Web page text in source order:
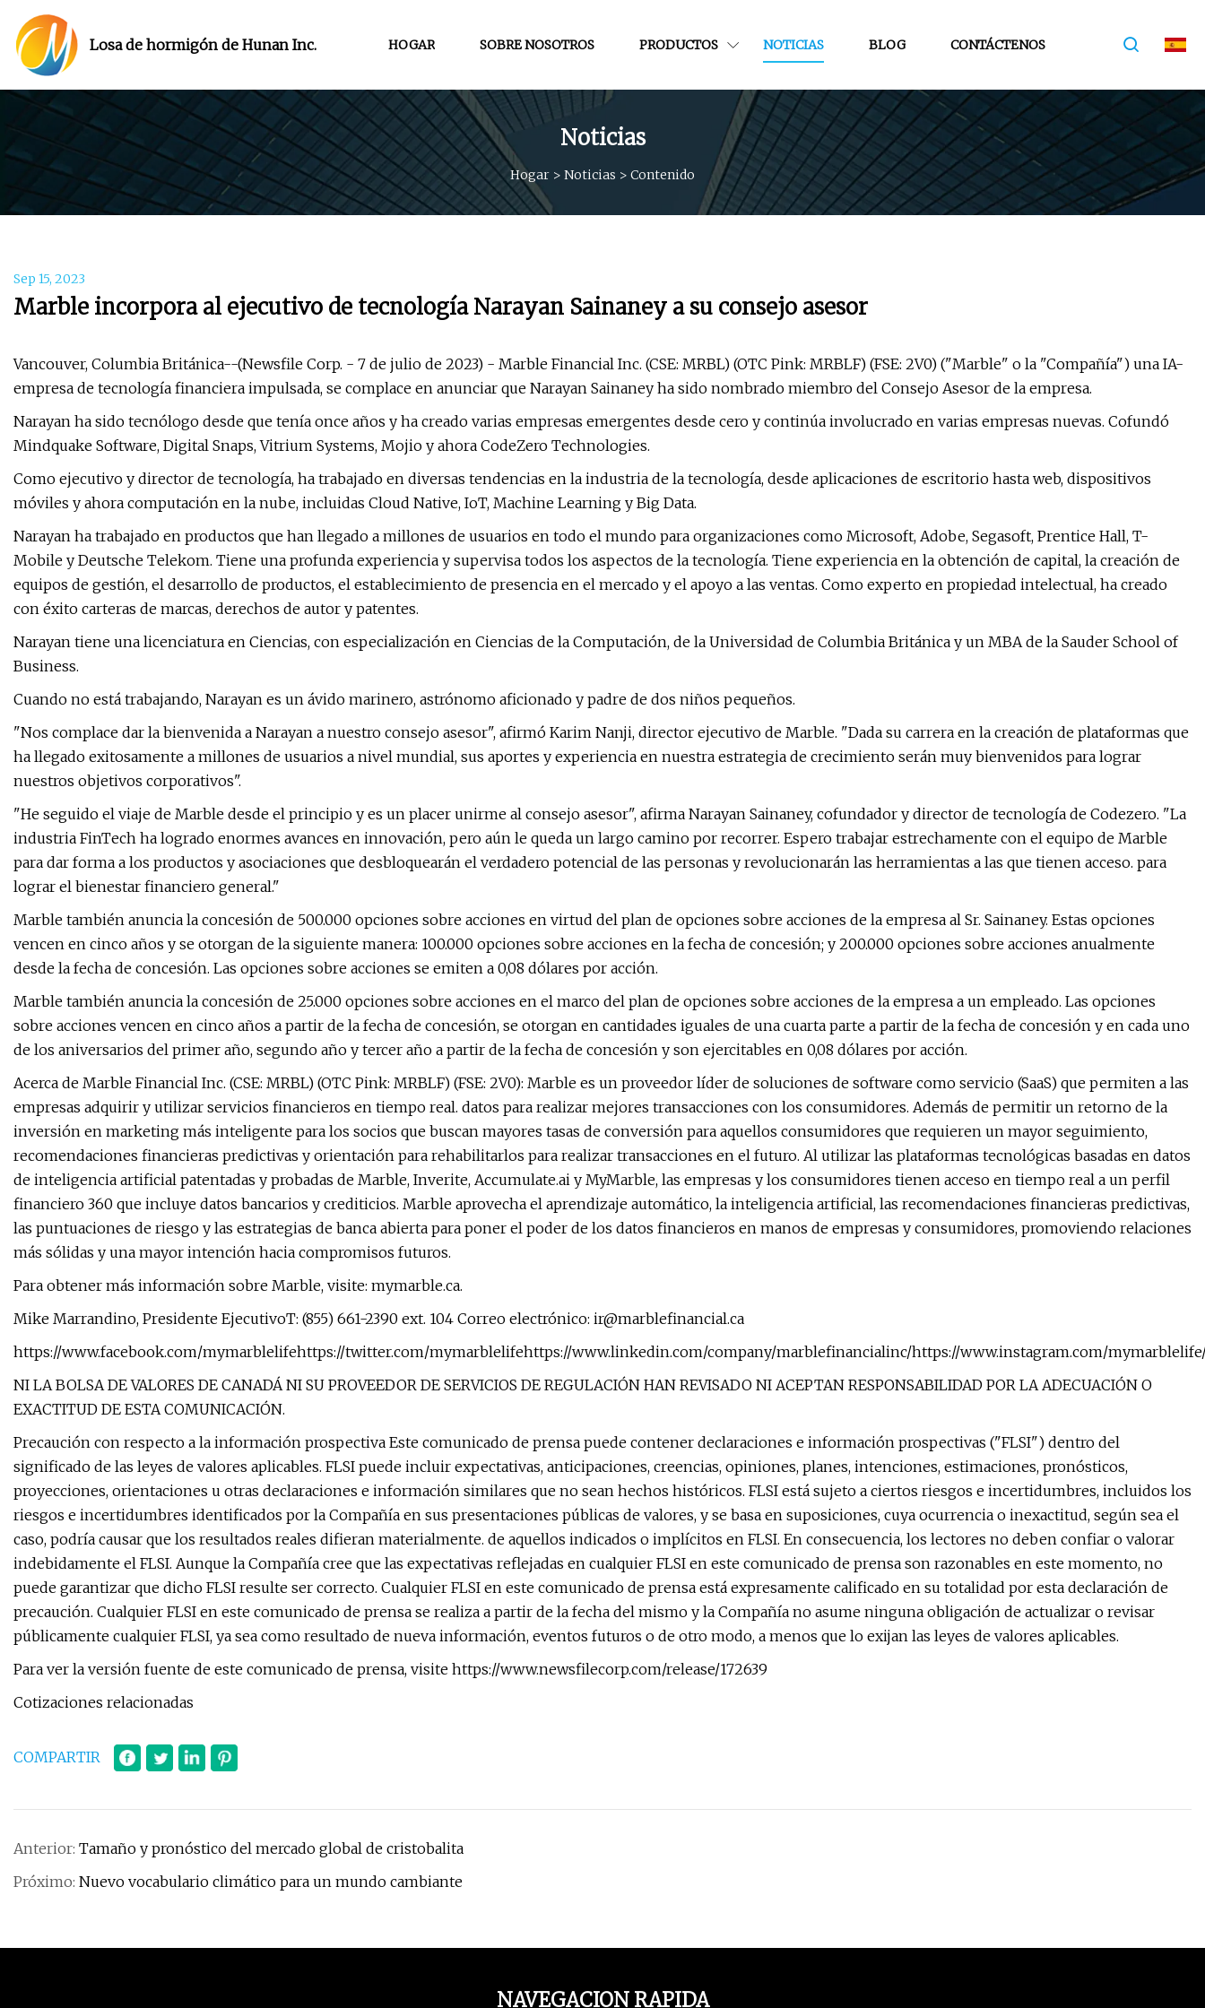
Losa de hormigón de Hunan Inc. HOGAR SOBRE NOSOTROS PRODUCTOS NOTICIAS BLOG CONTÁCTENOS
Noticias
Hogar > Noticias > Contenido
Sep 15, 2023
Marble incorpora al ejecutivo de tecnología Narayan Sainaney a su consejo asesor
Vancouver, Columbia Británica--(Newsfile Corp. - 7 de julio de 2023) - Marble Financial Inc. (CSE: MRBL) (OTC Pink: MRBLF) (FSE: 2V0) ("Marble" o la "Compañía") una IA-
empresa de tecnología financiera impulsada, se complace en anunciar que Narayan Sainaney ha sido nombrado miembro del Consejo Asesor de la empresa.
Narayan ha sido tecnólogo desde que tenía once años y ha creado varias empresas emergentes desde cero y continúa involucrado en varias empresas nuevas. Cofundó
Mindquake Software, Digital Snaps, Vitrium Systems, Mojio y ahora CodeZero Technologies.
Como ejecutivo y director de tecnología, ha trabajado en diversas tendencias en la industria de la tecnología, desde aplicaciones de escritorio hasta web, dispositivos
móviles y ahora computación en la nube, incluidas Cloud Native, IoT, Machine Learning y Big Data.
Narayan ha trabajado en productos que han llegado a millones de usuarios en todo el mundo para organizaciones como Microsoft, Adobe, Segasoft, Prentice Hall, T-
Mobile y Deutsche Telekom. Tiene una profunda experiencia y supervisa todos los aspectos de la tecnología. Tiene experiencia en la obtención de capital, la creación de
equipos de gestión, el desarrollo de productos, el establecimiento de presencia en el mercado y el apoyo a las ventas. Como experto en propiedad intelectual, ha creado
con éxito carteras de marcas, derechos de autor y patentes.
Narayan tiene una licenciatura en Ciencias, con especialización en Ciencias de la Computación, de la Universidad de Columbia Británica y un MBA de la Sauder School of
Business.
Cuando no está trabajando, Narayan es un ávido marinero, astrónomo aficionado y padre de dos niños pequeños.
"Nos complace dar la bienvenida a Narayan a nuestro consejo asesor", afirmó Karim Nanji, director ejecutivo de Marble. "Dada su carrera en la creación de plataformas que
ha llegado exitosamente a millones de usuarios a nivel mundial, sus aportes y experiencia en nuestra estrategia de crecimiento serán muy bienvenidos para lograr
nuestros objetivos corporativos".
"He seguido el viaje de Marble desde el principio y es un placer unirme al consejo asesor", afirma Narayan Sainaney, cofundador y director de tecnología de Codezero. "La
industria FinTech ha logrado enormes avances en innovación, pero aún le queda un largo camino por recorrer. Espero trabajar estrechamente con el equipo de Marble
para dar forma a los productos y asociaciones que desbloquearán el verdadero potencial de las personas y revolucionarán las herramientas a las que tienen acceso. para
lograr el bienestar financiero general."
Marble también anuncia la concesión de 500.000 opciones sobre acciones en virtud del plan de opciones sobre acciones de la empresa al Sr. Sainaney. Estas opciones
vencen en cinco años y se otorgan de la siguiente manera: 100.000 opciones sobre acciones en la fecha de concesión; y 200.000 opciones sobre acciones anualmente
desde la fecha de concesión. Las opciones sobre acciones se emiten a 0,08 dólares por acción.
Marble también anuncia la concesión de 25.000 opciones sobre acciones en el marco del plan de opciones sobre acciones de la empresa a un empleado. Las opciones
sobre acciones vencen en cinco años a partir de la fecha de concesión, se otorgan en cantidades iguales de una cuarta parte a partir de la fecha de concesión y en cada uno
de los aniversarios del primer año, segundo año y tercer año a partir de la fecha de concesión y son ejercitables en 0,08 dólares por acción.
Acerca de Marble Financial Inc. (CSE: MRBL) (OTC Pink: MRBLF) (FSE: 2V0): Marble es un proveedor líder de soluciones de software como servicio (SaaS) que permiten a las
empresas adquirir y utilizar servicios financieros en tiempo real. datos para realizar mejores transacciones con los consumidores. Además de permitir un retorno de la
inversión en marketing más inteligente para los socios que buscan mayores tasas de conversión para aquellos consumidores que requieren un mayor seguimiento,
recomendaciones financieras predictivas y orientación para rehabilitarlos para realizar transacciones en el futuro. Al utilizar las plataformas tecnológicas basadas en datos
de inteligencia artificial patentadas y probadas de Marble, Inverite, Accumulate.ai y MyMarble, las empresas y los consumidores tienen acceso en tiempo real a un perfil
financiero 360 que incluye datos bancarios y crediticios. Marble aprovecha el aprendizaje automático, la inteligencia artificial, las recomendaciones financieras predictivas,
las puntuaciones de riesgo y las estrategias de banca abierta para poner el poder de los datos financieros en manos de empresas y consumidores, promoviendo relaciones
más sólidas y una mayor intención hacia compromisos futuros.
Para obtener más información sobre Marble, visite: mymarble.ca.
Mike Marrandino, Presidente EjecutivoT: (855) 661-2390 ext. 104 Correo electrónico: ir@marblefinancial.ca
https://www.facebook.com/mymarblelifehttps://twitter.com/mymarblelifehttps://www.linkedin.com/company/marblefinancialinc/https://www.instagram.com/
NI LA ​​BOLSA DE VALORES DE CANADÁ NI SU PROVEEDOR DE SERVICIOS DE REGULACIÓN HAN REVISADO NI ACEPTAN RESPONSABILIDAD POR LA ADECUACIÓN O
EXACTITUD DE ESTA COMUNICACIÓN.
Precaución con respecto a la información prospectiva Este comunicado de prensa puede contener declaraciones e información prospectivas ("FLSI") dentro del
significado de las leyes de valores aplicables. FLSI puede incluir expectativas, anticipaciones, creencias, opiniones, planes, intenciones, estimaciones, pronósticos,
proyecciones, orientaciones u otras declaraciones e información similares que no sean hechos históricos. FLSI está sujeto a ciertos riesgos e incertidumbres, incluidos los
riesgos e incertidumbres identificados por la Compañía en sus presentaciones públicas de valores, y se basa en suposiciones, cuya ocurrencia o inexactitud, según sea el
caso, podría causar que los resultados reales difieran materialmente. de aquellos indicados o implícitos en FLSI. En consecuencia, los lectores no deben confiar o valorar
indebidamente el FLSI. Aunque la Compañía cree que las expectativas reflejadas en cualquier FLSI en este comunicado de prensa son razonables en este momento, no
puede garantizar que dicho FLSI resulte ser correcto. Cualquier FLSI en este comunicado de prensa está expresamente calificado en su totalidad por esta declaración de
precaución. Cualquier FLSI en este comunicado de prensa se realiza a partir de la fecha del mismo y la Compañía no asume ninguna obligación de actualizar o revisar
públicamente cualquier FLSI, ya sea como resultado de nueva información, eventos futuros o de otro modo, a menos que lo exijan las leyes de valores aplicables.
Para ver la versión fuente de este comunicado de prensa, visite https://www.newsfilecorp.com/release/172639
Cotizaciones relacionadas
COMPARTIR
Anterior: Tamaño y pronóstico del mercado global de cristobalita
Próximo: Nuevo vocabulario climático para un mundo cambiante
NAVEGACION RAPIDA